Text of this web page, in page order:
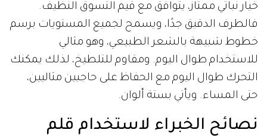
خيار نباتي ممتاز، يتوافق مع قيم التسوق النظيف.
فالطرف الدقيق جدًا، ويسمح لجميع المستويات برسم
خطوط شبيهة بالشعر الطبيعي، وهو مثالي
للاستخدام طوال اليوم. ومقاوم للتلطيخ، لذلك يمكنك
التحرك طوال اليوم مع الحفاظ على حاجبين مثاليين،
حتى المساء. ويأتي بستة ألوان.
نصائح الخبراء لاستخدام قلم